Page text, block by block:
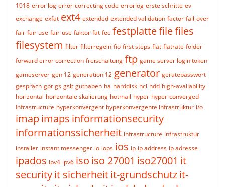
1018 error log error-correcting code errorlog erste schritte ev
exchange exfat ext4 extended extended validation factor fail-over
fair fair use fair-use faktor fat fec festplattefilefiles
filesystem filter filterregeln fio first steps flat flatrate folder
forward error correction freischaltung ftp game server login token
gameserver gen 12 generation 12 generator gerätepasswort
gespräch gpt gs gslt guthaben ha harddisk hci hdd high-availability
horizontal horizontale skalierung hotmail hyper hyper-converged
Infrastructure hyperkonvergent hyperkonvergente infrastruktur i/o
imapimaps informationsecurity
informationssicherheit infrastructure infrastruktur
installer instant messenger io iops ios ip ip address ip adresse
ipados ipv4 ipv6 iso iso 27001 iso27001 it
securityit sicherheitit-grundschutzit-